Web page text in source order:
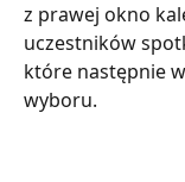
z prawej okno
uczestników
które następnie
wyboru.